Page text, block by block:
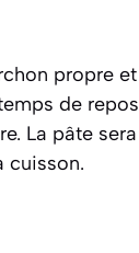
propre
de
La pâte
cuisson.